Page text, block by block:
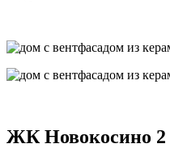
ЖК Новокосино 2